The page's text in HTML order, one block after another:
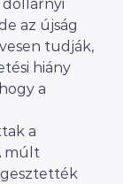
dollárnyi
az újság
tudják,
hiány
a
a
múlt